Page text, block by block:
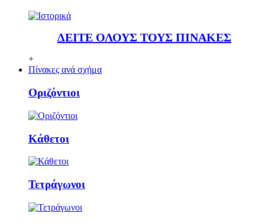
ΔΕΙΤΕ ΟΛΟΥΣ ΤΟΥΣ ΠΙΝΑΚΕΣ
+
Πίνακες ανά σχήμα
Οριζόντιοι
Κάθετoι
Τετράγωνοι